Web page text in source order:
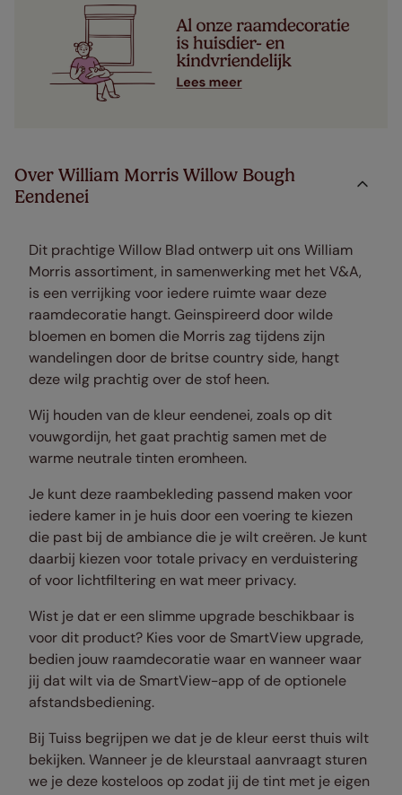
Over William Morris Willow Bough
Eendenei
Dit prachtige Willow Blad ontwerp uit ons William
Morris assortiment, in samenwerking met het V&A,
is een verrijking voor iedere ruimte waar deze
raamdecoratie hangt. Geinspireerd door wilde
bloemen en bomen die Morris zag tijdens zijn
wandelingen door de britse country side, hangt
deze wilg prachtig over de stof heen.
Wij houden van de kleur eendenei, zoals op dit
vouwgordijn, het gaat prachtig samen met de
warme neutrale tinten eromheen.
Je kunt deze raambekleding passend maken voor
iedere kamer in je huis door een voering te kiezen
die past bij de ambiance die je wilt creëren. Je kunt
daarbij kiezen voor totale privacy en verduistering
of voor lichtfiltering en wat meer privacy.
Wist je dat er een slimme upgrade beschikbaar is
voor dit product? Kies voor de SmartView upgrade,
bedien jouw raamdecoratie waar en wanneer waar
jij dat wilt via de SmartView-app of de optionele
afstandsbediening.
Bij Tuiss begrijpen we dat je de kleur eerst thuis wilt
bekijken. Wanneer je de kleurstaal aanvraagt sturen
we je deze kosteloos op zodat jij de tint met je eigen